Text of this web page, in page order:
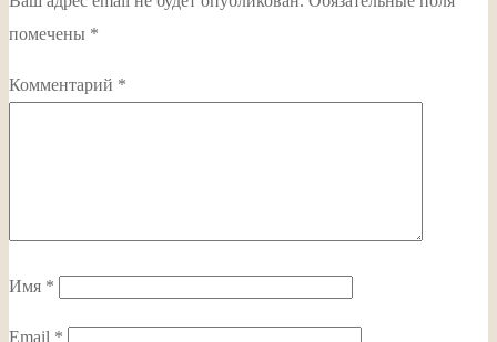
помечены *
Комментарий *
Имя *
Email *